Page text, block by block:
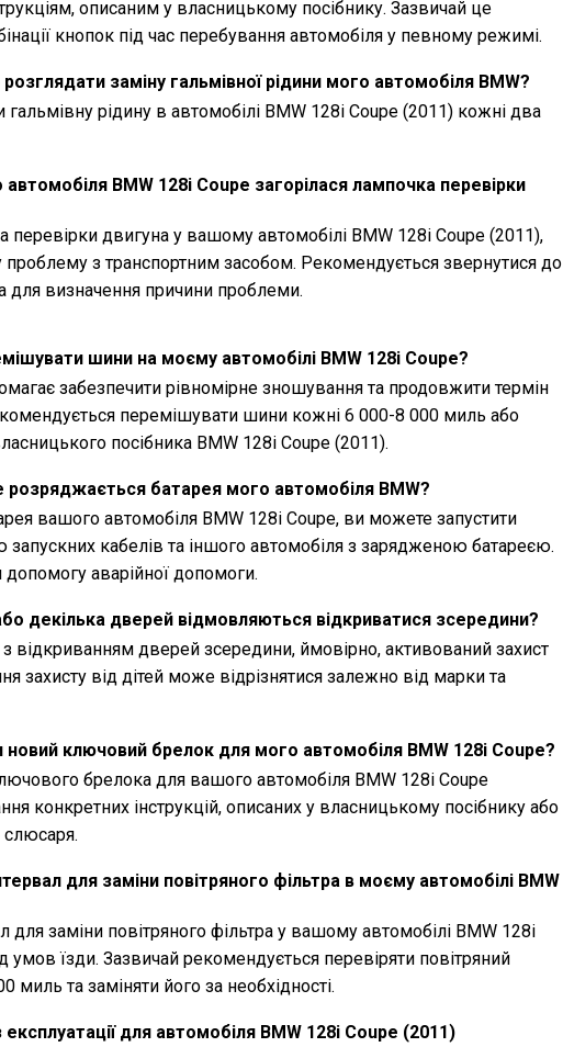
описаним у власницькому посібнику. Зазвичай це
кнопок під час перебування автомобіля у певному режимі.
заміну гальмівної рідини мого автомобіля BMW?
рідину в автомобілі BMW 128i Coupe (2011) кожні два
BMW 128i Coupe загорілася лампочка перевірки
перевірки двигуна у вашому автомобілі BMW 128i Coupe (2011),
з транспортним засобом. Рекомендується звернутися до
для визначення причини проблеми.
шини на моєму автомобілі BMW 128i Coupe?
забезпечити рівномірне зношування та продовжити термін
перемішувати шини кожні 6 000-8 000 миль або
посібника BMW 128i Coupe (2011).
батарея мого автомобіля BMW?
вашого автомобіля BMW 128i Coupe, ви можете запустити
кабелів та іншого автомобіля з зарядженою батареєю.
аварійної допомоги.
декілька дверей відмовляються відкриватися зсередини?
відкриванням дверей зсередини, ймовірно, активований захист
захисту від дітей може відрізнятися залежно від марки та
ключовий брелок для мого автомобіля BMW 128i Coupe?
брелока для вашого автомобіля BMW 128i Coupe
конкретних інструкцій, описаних у власницькому посібнику або
для заміни повітряного фільтра в моєму автомобілі BMW
для заміни повітряного фільтра у вашому автомобілі BMW 128i
умов їзди. Зазвичай рекомендується перевіряти повітряний
миль та заміняти його за необхідності.
для автомобіля BMW 128i Coupe (2011)